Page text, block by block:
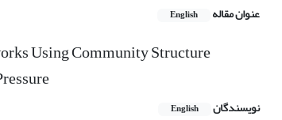
عنوان مقاله English
Using Community Structure
نویسندگان English